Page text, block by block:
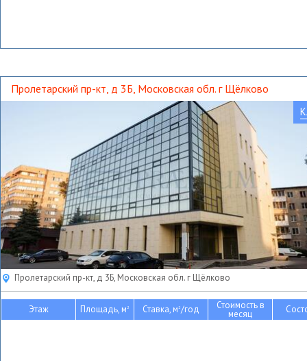
Пролетарский пр-кт, д 3Б, Московская обл. г Щёлково
Пролетарский пр-кт, д 3Б, Московская обл. г Щёлково
Этаж Площадь, м2 Ставка, м2/год Стоимость в
месяц